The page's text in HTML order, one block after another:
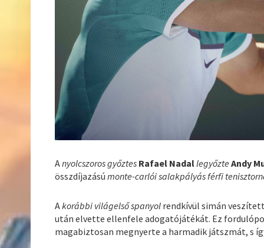
Anyolcszoros győztes Rafael Nadallegyőzte Andy
összdíjazásúmonte-carlói salakpályás férfi
Akorábbi világelső spanyol rendkívül simán
után elvette ellenfele adogatójátékát. Ez
magabiztosan megnyerte a harmadik játszmát, s